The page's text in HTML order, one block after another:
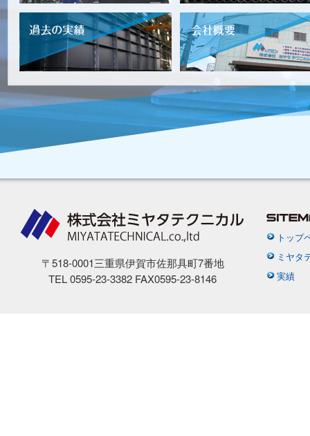
〒518-0001三重県伊賀市佐那具町7番地
TEL 0595-23-3382 FAX0595-23-8146
トップ
ミヤタ
実績